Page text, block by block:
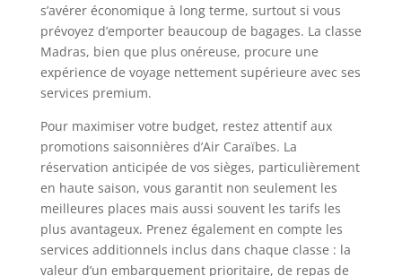
s’avérer économique à long terme, surtout si vous
prévoyez d’emporter beaucoup de bagages. La classe
Madras, bien que plus onéreuse, procure une
expérience de voyage nettement supérieure avec ses
services premium.
Pour maximiser votre budget, restez attentif aux
promotions saisonnières d’Air Caraïbes. La
réservation anticipée de vos sièges, particulièrement
en haute saison, vous garantit non seulement les
meilleures places mais aussi souvent les tarifs les
plus avantageux. Prenez également en compte les
services additionnels inclus dans chaque classe : la
valeur d’un embarquement prioritaire, de repas de